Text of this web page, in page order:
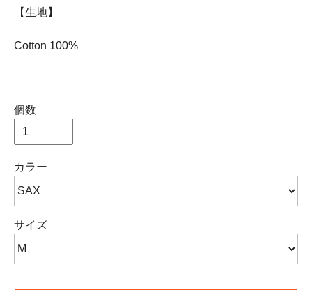
【生地】
Cotton 100%
個数
カラー
サイズ